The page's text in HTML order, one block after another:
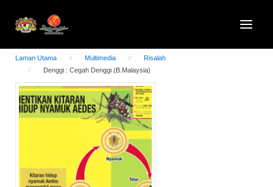
Laman Utama Multimedia
Risalah
Denggi : Cegah Denggi (B.Malaysia)